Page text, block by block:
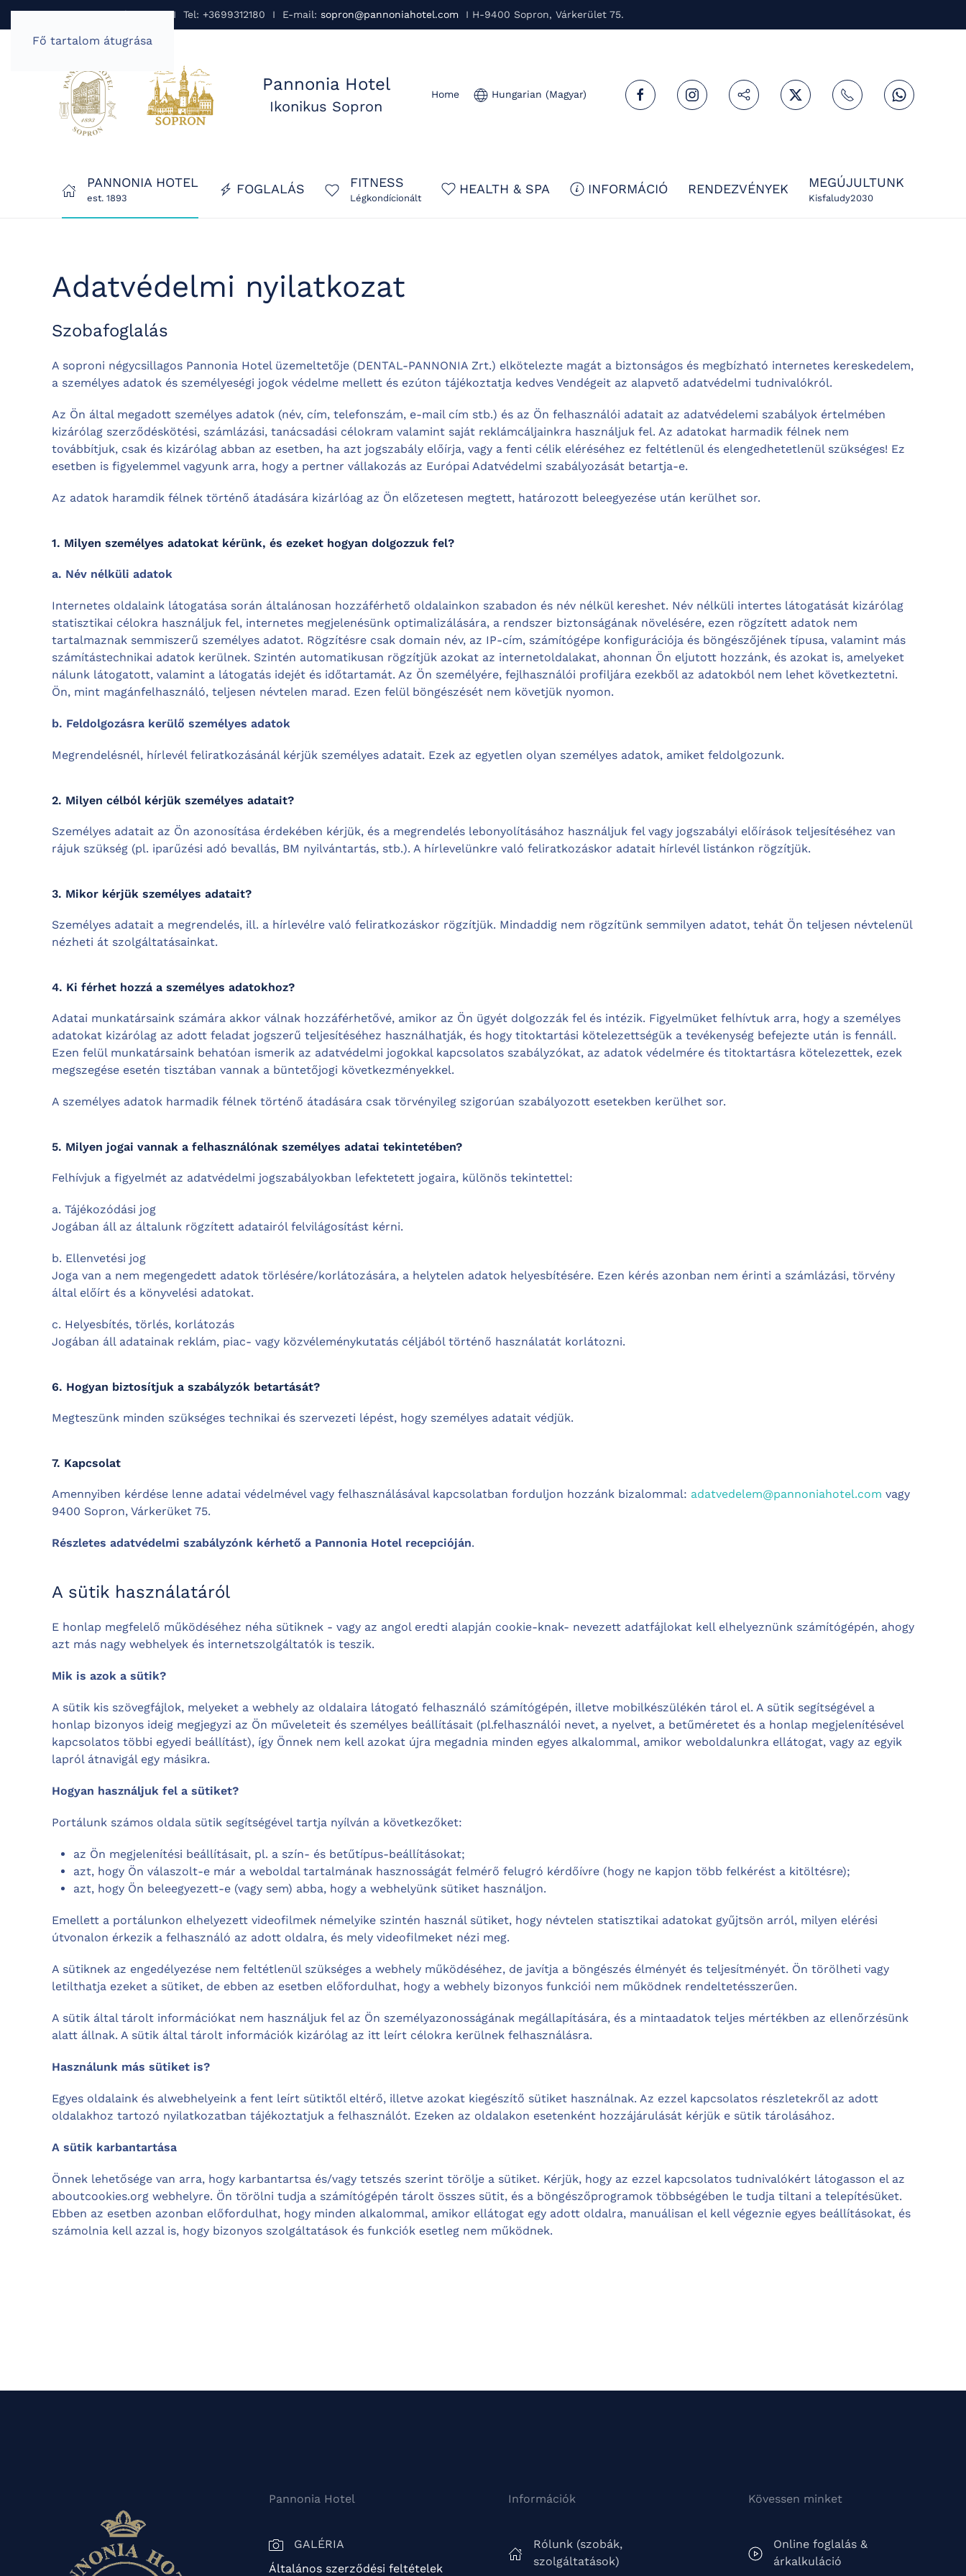
Fő tartalom átugrása
Pannonia Hotel Sopron I Tel: +3699312180 I E-mail: sopron@pannoniahotel.com I H-9400 Sopron, Várkerület 75.
Pannonia Hotel
Ikonikus Sopron
Home Hungarian (Magyar)
PANNONIA HOTEL
est. 1893
FOGLALÁS FITNESS
Légkondícionált
HEALTH & SPA INFORMÁCIÓ RENDEZVÉNYEK MEGÚJULTUNK
Kisfaludy2030
Adatvédelmi nyilatkozat
Szobafoglalás
A soproni négycsillagos Pannonia Hotel üzemeltetője (DENTAL-PANNONIA Zrt.) elkötelezte magát a biztonságos és megbízható internetes kereskedelem,
a személyes adatok és személyeségi jogok védelme mellett és ezúton tájékoztatja kedves Vendégeit az alapvető adatvédelmi tudnivalókról.
Az Ön által megadott személyes adatok (név, cím, telefonszám, e-mail cím stb.) és az Ön felhasználói adatait az adatvédelemi szabályok értelmében
kizárólag szerződéskötési, számlázási, tanácsadási célokram valamint saját reklámcáljainkra használjuk fel. Az adatokat harmadik félnek nem
továbbítjuk, csak és kizárólag abban az esetben, ha azt jogszabály előírja, vagy a fenti célik eléréséhez ez feltétlenül és elengedhetetlenül szükséges! Ez
esetben is figyelemmel vagyunk arra, hogy a pertner vállakozás az Európai Adatvédelmi szabályozását betartja-e.
Az adatok haramdik félnek történő átadására kizárlóag az Ön előzetesen megtett, határozott beleegyezése után kerülhet sor.
1. Milyen személyes adatokat kérünk, és ezeket hogyan dolgozzuk fel?
a. Név nélküli adatok
Internetes oldalaink látogatása során általánosan hozzáférhető oldalainkon szabadon és név nélkül kereshet. Név nélküli intertes látogatását kizárólag
statisztikai célokra használjuk fel, internetes megjelenésünk optimalizálására, a rendszer biztonságának növelésére, ezen rögzített adatok nem
tartalmaznak semmiszerű személyes adatot. Rögzítésre csak domain név, az IP-cím, számítógépe konfigurációja és böngészőjének típusa, valamint más
számítástechnikai adatok kerülnek. Szintén automatikusan rögzítjük azokat az internetoldalakat, ahonnan Ön eljutott hozzánk, és azokat is, amelyeket
nálunk látogatott, valamint a látogatás idejét és időtartamát. Az Ön személyére, fejlhasználói profiljára ezekből az adatokból nem lehet következtetni.
Ön, mint magánfelhasználó, teljesen névtelen marad. Ezen felül böngészését nem követjük nyomon.
b. Feldolgozásra kerülő személyes adatok
Megrendelésnél, hírlevél feliratkozásánál kérjük személyes adatait. Ezek az egyetlen olyan személyes adatok, amiket feldolgozunk.
2. Milyen célból kérjük személyes adatait?
Személyes adatait az Ön azonosítása érdekében kérjük, és a megrendelés lebonyolításához használjuk fel vagy jogszabályi előírások teljesítéséhez van
rájuk szükség (pl. iparűzési adó bevallás, BM nyilvántartás, stb.). A hírlevelünkre való feliratkozáskor adatait hírlevél listánkon rögzítjük.
3. Mikor kérjük személyes adatait?
Személyes adatait a megrendelés, ill. a hírlevélre való feliratkozáskor rögzítjük. Mindaddig nem rögzítünk semmilyen adatot, tehát Ön teljesen névtelenül
nézheti át szolgáltatásainkat.
4. Ki férhet hozzá a személyes adatokhoz?
Adatai munkatársaink számára akkor válnak hozzáférhetővé, amikor az Ön ügyét dolgozzák fel és intézik. Figyelmüket felhívtuk arra, hogy a személyes
adatokat kizárólag az adott feladat jogszerű teljesítéséhez használhatják, és hogy titoktartási kötelezettségük a tevékenység befejezte után is fennáll.
Ezen felül munkatársaink behatóan ismerik az adatvédelmi jogokkal kapcsolatos szabályzókat, az adatok védelmére és titoktartásra kötelezettek, ezek
megszegése esetén tisztában vannak a büntetőjogi következményekkel.
A személyes adatok harmadik félnek történő átadására csak törvényileg szigorúan szabályozott esetekben kerülhet sor.
5. Milyen jogai vannak a felhasználónak személyes adatai tekintetében?
Felhívjuk a figyelmét az adatvédelmi jogszabályokban lefektetett jogaira, különös tekintettel:
a. Tájékozódási jog
Jogában áll az általunk rögzített adatairól felvilágosítást kérni.
b. Ellenvetési jog
Joga van a nem megengedett adatok törlésére/korlátozására, a helytelen adatok helyesbítésére. Ezen kérés azonban nem érinti a számlázási, törvény
által előírt és a könyvelési adatokat.
c. Helyesbítés, törlés, korlátozás
Jogában áll adatainak reklám, piac- vagy közvéleménykutatás céljából történő használatát korlátozni.
6. Hogyan biztosítjuk a szabályzók betartását?
Megteszünk minden szükséges technikai és szervezeti lépést, hogy személyes adatait védjük.
7. Kapcsolat
Amennyiben kérdése lenne adatai védelmével vagy felhasználásával kapcsolatban forduljon hozzánk bizalommal: adatvedelem@pannoniahotel.com vagy
9400 Sopron, Várkerüket 75.
Részletes adatvédelmi szabályzónk kérhető a Pannonia Hotel recepcióján.
A sütik használatáról
E honlap megfelelő működéséhez néha sütiknek - vagy az angol eredti alapján cookie-knak- nevezett adatfájlokat kell elhelyeznünk számítógépén, ahogy
azt más nagy webhelyek és internetszolgáltatók is teszik.
Mik is azok a sütik?
A sütik kis szövegfájlok, melyeket a webhely az oldalaira látogató felhasználó számítógépén, illetve mobilkészülékén tárol el. A sütik segítségével a
honlap bizonyos ideig megjegyzi az Ön műveleteit és személyes beállításait (pl.felhasználói nevet, a nyelvet, a betűméretet és a honlap megjelenítésével
kapcsolatos többi egyedi beállítást), így Önnek nem kell azokat újra megadnia minden egyes alkalommal, amikor weboldalunkra ellátogat, vagy az egyik
lapról átnavigál egy másikra.
Hogyan használjuk fel a sütiket?
Portálunk számos oldala sütik segítségével tartja nyílván a következőket:
az Ön megjelenítési beállításait, pl. a szín- és betűtípus-beállításokat;
azt, hogy Ön válaszolt-e már a weboldal tartalmának hasznosságát felmérő felugró kérdőívre (hogy ne kapjon több felkérést a kitöltésre);
azt, hogy Ön beleegyezett-e (vagy sem) abba, hogy a webhelyünk sütiket használjon.
Emellett a portálunkon elhelyezett videofilmek némelyike szintén használ sütiket, hogy névtelen statisztikai adatokat gyűjtsön arról, milyen elérési
útvonalon érkezik a felhasználó az adott oldalra, és mely videofilmeket nézi meg.
A sütiknek az engedélyezése nem feltétlenül szükséges a webhely működéséhez, de javítja a böngészés élményét és teljesítményét. Ön törölheti vagy
letilthatja ezeket a sütiket, de ebben az esetben előfordulhat, hogy a webhely bizonyos funkciói nem működnek rendeltetésszerűen.
A sütik által tárolt információkat nem használjuk fel az Ön személyazonosságának megállapítására, és a mintaadatok teljes mértékben az ellenőrzésünk
alatt állnak. A sütik által tárolt információk kizárólag az itt leírt célokra kerülnek felhasználásra.
Használunk más sütiket is?
Egyes oldalaink és alwebhelyeink a fent leírt sütiktől eltérő, illetve azokat kiegészítő sütiket használnak. Az ezzel kapcsolatos részletekről az adott
oldalakhoz tartozó nyilatkozatban tájékoztatjuk a felhasználót. Ezeken az oldalakon esetenként hozzájárulását kérjük e sütik tárolásához.
A sütik karbantartása
Önnek lehetősége van arra, hogy karbantartsa és/vagy tetszés szerint törölje a sütiket. Kérjük, hogy az ezzel kapcsolatos tudnivalókért látogasson el az
aboutcookies.org webhelyre. Ön törölni tudja a számítógépén tárolt összes sütit, és a böngészőprogramok többségében le tudja tiltani a telepítésüket.
Ebben az esetben azonban előfordulhat, hogy minden alkalommal, amikor ellátogat egy adott oldalra, manuálisan el kell végeznie egyes beállításokat, és
számolnia kell azzal is, hogy bizonyos szolgáltatások és funkciók esetleg nem működnek.
Pannonia Hotel
GALÉRIA
Általános szerződési feltételek
Információk
Rólunk (szobák,
szolgáltatások)
Kövessen minket
Online foglalás &
árkalkuláció